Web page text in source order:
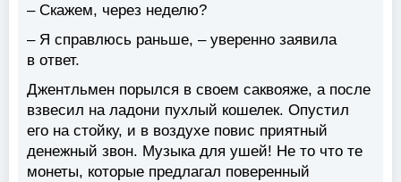
– Скажем, через неделю?
– Я справлюсь раньше, – уверенно заявила
в ответ.
Джентльмен порылся в своем саквояже, а после
взвесил на ладони пухлый кошелек. Опустил
его на стойку, и в воздухе повис приятный
денежный звон. Музыка для ушей! Не то что те
монеты, которые предлагал поверенный